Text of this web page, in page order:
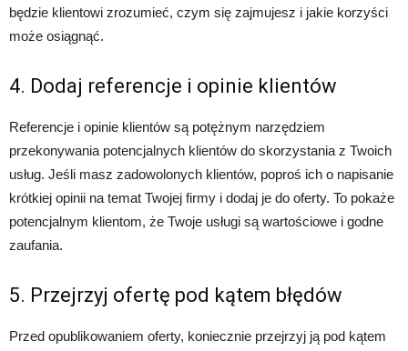
będzie klientowi zrozumieć, czym się zajmujesz i jakie korzyści
może osiągnąć.
4. Dodaj referencje i opinie klientów
Referencje i opinie klientów są potężnym narzędziem
przekonywania potencjalnych klientów do skorzystania z Twoich
usług. Jeśli masz zadowolonych klientów, poproś ich o napisanie
krótkiej opinii na temat Twojej firmy i dodaj je do oferty. To pokaże
potencjalnym klientom, że Twoje usługi są wartościowe i godne
zaufania.
5. Przejrzyj ofertę pod kątem błędów
Przed opublikowaniem oferty, koniecznie przejrzyj ją pod kątem